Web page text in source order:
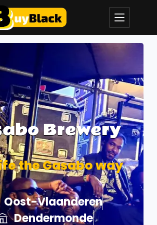
Brewery
the Gasabo way
Oost-Vlaanderen
Dendermonde